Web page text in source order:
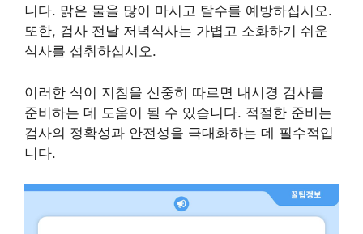
니다. 맑은 물을 많이 마시고 탈수를 예방하십시오.
또한, 검사 전날 저녁식사는 가볍고 소화하기 쉬운
식사를 섭취하십시오.
이러한 식이 지침을 신중히 따르면 내시경 검사를
준비하는 데 도움이 될 수 있습니다. 적절한 준비는
검사의 정확성과 안전성을 극대화하는 데 필수적입
니다.